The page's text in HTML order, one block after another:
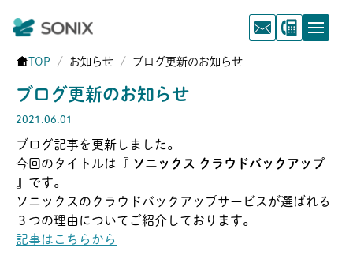
TOP お知らせ ブログ更新のお知らせ
ブログ更新のお知らせ
2021.06.01
ブログ記事を更新しました。
今回のタイトルは『 ソニックス クラウドバックアップ
』です。
ソニックスのクラウドバックアップサービスが選ばれる
３つの理由についてご紹介しております。
記事はこちらから